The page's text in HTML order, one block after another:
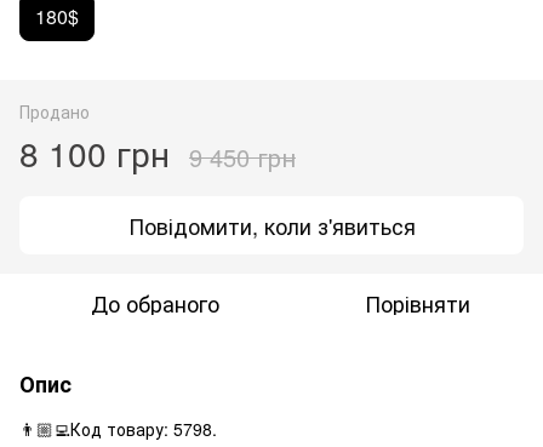
180$
Продано
8 100 грн 9 450 грн
Повідомити, коли з'явиться
До обраного Порівняти
Опис
👨🏼‍💻Код товару: 5798.